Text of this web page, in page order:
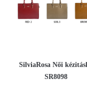
SilviaRosa Női
SR8098